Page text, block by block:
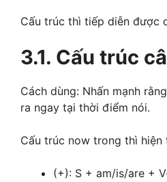
Cấu trúc thì tiếp diễn được
3.1. Cấu trúc
Cách dùng: Nhấn mạnh
ra ngay tại thời điểm nói.
Cấu trúc now trong thì hiện
(+): S + am/is/are +